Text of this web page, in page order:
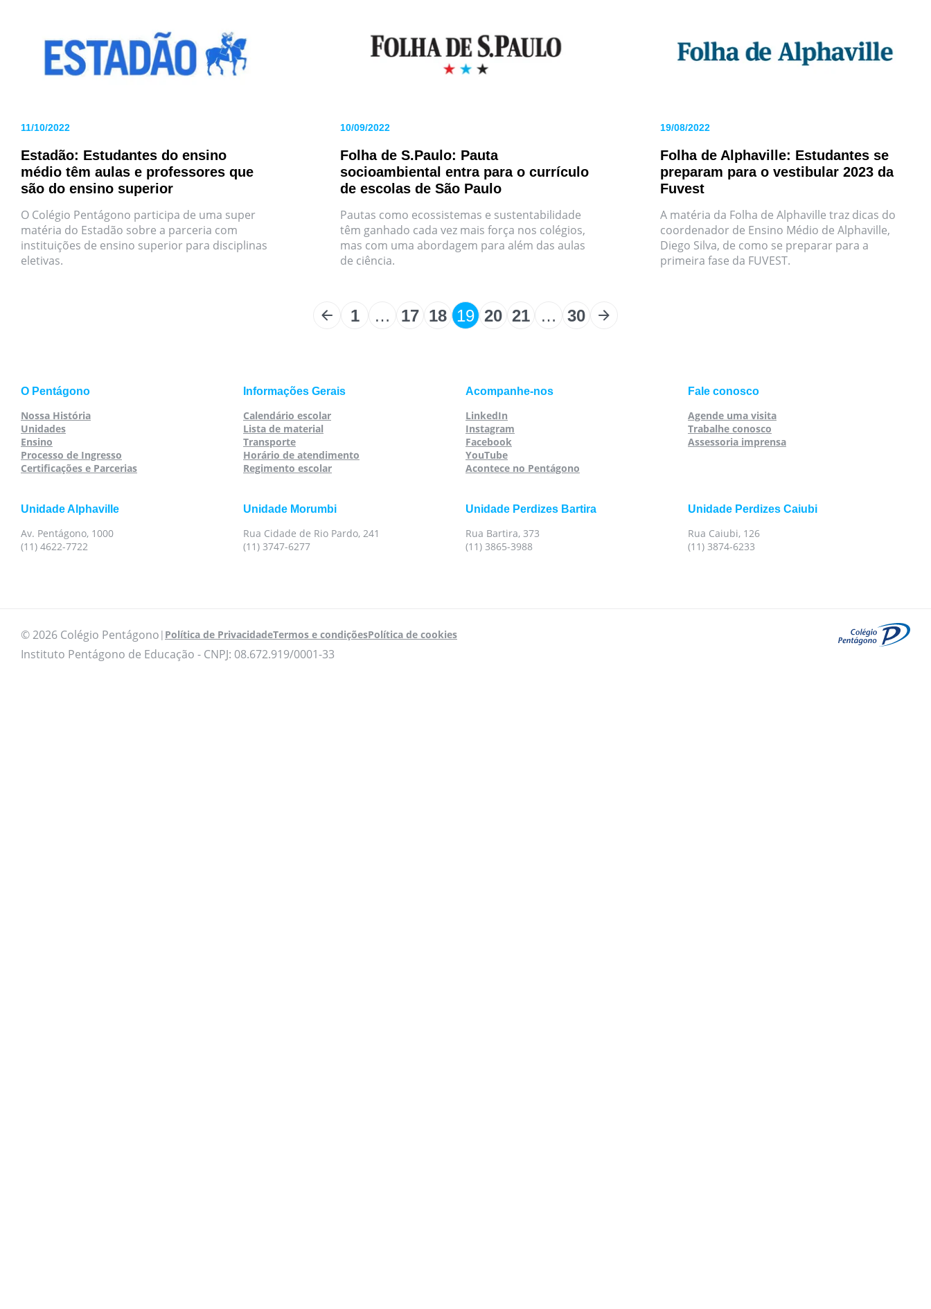
11/10/2022
Estadão: Estudantes do ensino
médio têm aulas e professores que
são do ensino superior
O Colégio Pentágono participa de uma super
matéria do Estadão sobre a parceria com
instituições de ensino superior para disciplinas
eletivas.
10/09/2022
Folha de S.Paulo: Pauta
socioambiental entra para o currículo
de escolas de São Paulo
Pautas como ecossistemas e sustentabilidade
têm ganhado cada vez mais força nos colégios,
mas com uma abordagem para além das aulas
de ciência.
19/08/2022
Folha de Alphaville: Estudantes se
preparam para o vestibular 2023 da
Fuvest
A matéria da Folha de Alphaville traz dicas do
coordenador de Ensino Médio de Alphaville,
Diego Silva, de como se preparar para a
primeira fase da FUVEST.
Paginação
1 … 17 18 19 20 21 … 30
O Pentágono
Nossa História
Unidades
Ensino
Processo de Ingresso
Certificações e Parcerias
Informações Gerais
Calendário escolar
Lista de material
Transporte
Horário de atendimento
Regimento escolar
Acompanhe-nos
LinkedIn
Instagram
Facebook
YouTube
Acontece no Pentágono
Fale conosco
Agende uma visita
Trabalhe conosco
Assessoria imprensa
Unidade Alphaville
Av. Pentágono, 1000
(11) 4622-7722
Unidade Morumbi
Rua Cidade de Rio Pardo, 241
(11) 3747-6277
Unidade Perdizes Bartira
Rua Bartira, 373
(11) 3865-3988
Unidade Perdizes Caiubi
Rua Caiubi, 126
(11) 3874-6233
© 2026 Colégio Pentágono | Política de PrivacidadeTermos e condiçõesPolítica de cookies
Instituto Pentágono de Educação - CNPJ: 08.672.919/0001-33